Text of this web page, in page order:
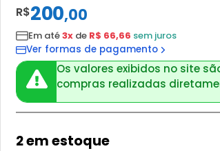
R$200,00
Em até3x de R$ 66,66 sem juros
Ver formas de pagamento
Os valores exibidos no site
compras realizadas
2 em estoque